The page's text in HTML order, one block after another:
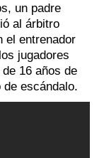
un padre
al árbitro
el entrenador
jugadores
16 años de
escándalo.